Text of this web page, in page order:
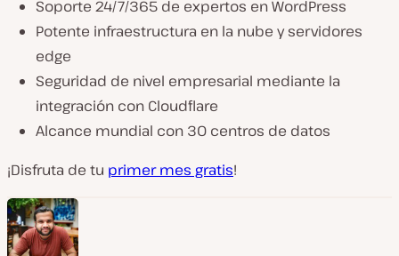
Soporte 24/7/365 de expertos en WordPress
Potente infraestructura en la nube y servidores
edge
Seguridad de nivel empresarial mediante la
integración con Cloudflare
Alcance mundial con 30 centros de datos
¡Disfruta de tu primer mes gratis!